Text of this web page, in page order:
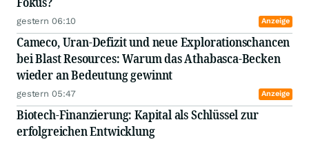
gestern 06:10 Anzeige
Cameco, Uran-Defizit und neue Explorationschancen
bei Blast Resources: Warum das Athabasca-Becken
wieder an Bedeutung gewinnt
gestern 05:47 Anzeige
Biotech-Finanzierung: Kapital als Schlüssel zur
erfolgreichen Entwicklung